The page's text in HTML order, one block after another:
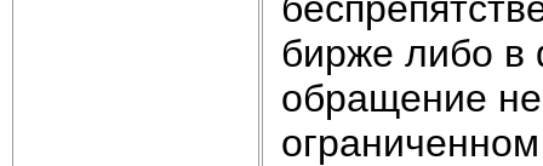
бирже либо в
обращение